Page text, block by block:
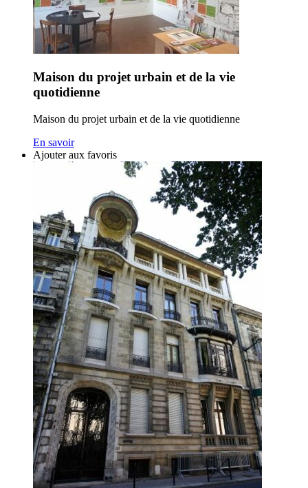
Maison du projet urbain et de la vie
quotidienne
Maison du projet urbain et de la vie quotidienne
En savoir
Ajouter aux favoris